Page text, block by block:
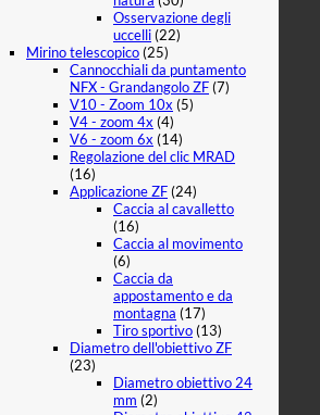
Osservazione degli
uccelli(22)
Mirino telescopico(25)
Cannocchiali da puntamento
NFX - Grandangolo ZF(7)
V10 - Zoom 10x (5)
V4 - zoom 4x (4)
V6 - zoom 6x (14)
Regolazione del clic MRAD
(16)
Applicazione ZF(24)
Caccia al cavalletto
(16)
Caccia al movimento
(6)
Caccia da
appostamento e da
montagna (17)
Tiro sportivo(13)
Diametro dell'obiettivo ZF
(23)
Diametro obiettivo 24
mm (2)